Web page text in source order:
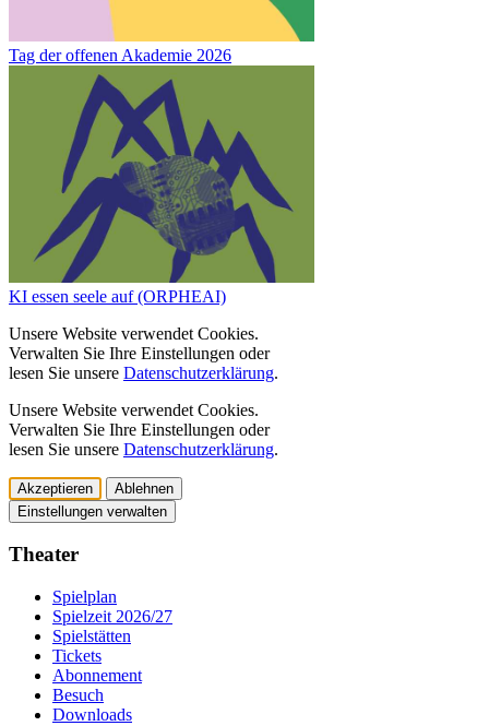
Tag der offenen Akademie 2026
KI essen seele auf (ORPHEAI)
Unsere Website verwendet Cookies.
Verwalten Sie Ihre Einstellungen oder
lesen Sie unsere Datenschutzerklärung.
Unsere Website verwendet Cookies.
Verwalten Sie Ihre Einstellungen oder
lesen Sie unsere Datenschutzerklärung.
Akzeptieren
Ablehnen
Einstellungen verwalten
Theater
Spielplan
Spielzeit 2026/27
Spielstätten
Tickets
Abonnement
Besuch
Downloads